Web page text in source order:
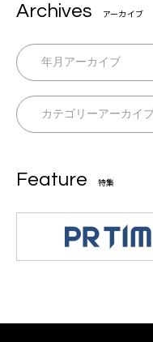
Archives アーカイブ
Feature 特集